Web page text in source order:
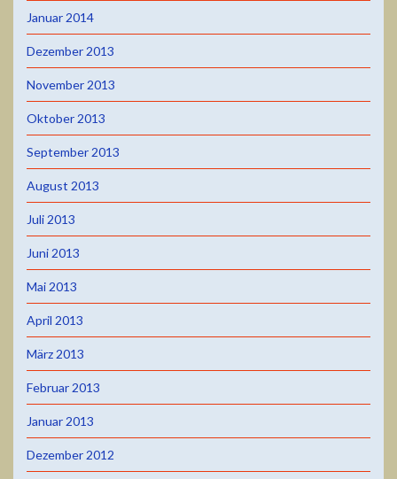
Januar 2014
Dezember 2013
November 2013
Oktober 2013
September 2013
August 2013
Juli 2013
Juni 2013
Mai 2013
April 2013
März 2013
Februar 2013
Januar 2013
Dezember 2012